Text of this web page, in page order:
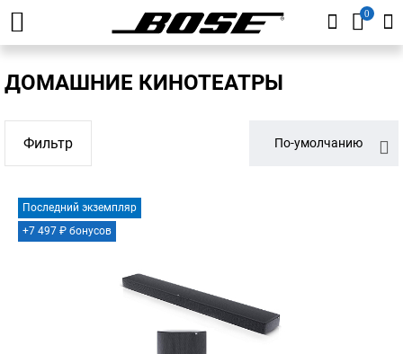
0
ДОМАШНИЕ КИНОТЕАТРЫ
Фильтр По-умолчанию
Последний экземпляр
+7 497 ₽ бонусов